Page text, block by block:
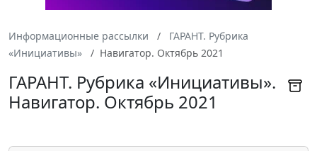
Информационные рассылки
ГАРАНТ. Рубрика
«Инициативы»
Навигатор. Октябрь 2021
ГАРАНТ. Рубрика «Инициативы».
Навигатор. Октябрь 2021